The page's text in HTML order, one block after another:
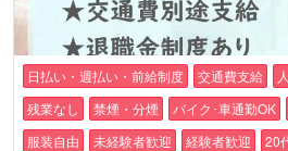
日払い・週払い・前給制度 交通費支給
残業なし
禁煙・分煙 バイク･車通勤OK
服装自由
未経験者歓迎 経験者歓迎
20